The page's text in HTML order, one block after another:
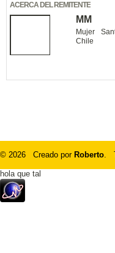
ACERCA DEL REMITENTE
MM
Mujer
Chile
© 2026 Creado por Roberto.
hola que tal